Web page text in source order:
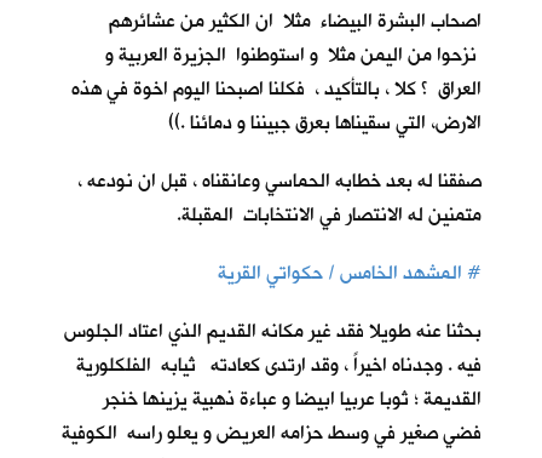
اصحاب البشرة البيضاء مثلا ان الكثير من عشائرهم
نزحوا من اليمن مثلا و استوطنوا الجزيرة العربية و
العراق ؟ كلا ، بالتأكيد ، فكلنا اصبحنا اليوم اخوة في هذه
الارض، التي سقيناها بعرق جبيننا و دمائنا .))
صفقنا له بعد خطابه الحماسي وعانقناه ، قبل ان نودعه ،
متمنين له الانتصار في الانتخابات المقبلة.
#المشهد الخامس / حكواتي القرية
بحثنا عنه طويلا فقد غير مكانه القديم الذي اعتاد الجلوس
فيه . وجدناه اخيراً ، وقد ارتدى كعادته ثيابه الفلكلورية
القديمة ؛ ثوبا عربيا ابيضا و عباءة ذهبية يزينها خنجر
فضي صغير في وسط حزامه العريض و يعلو راسه الكوفية